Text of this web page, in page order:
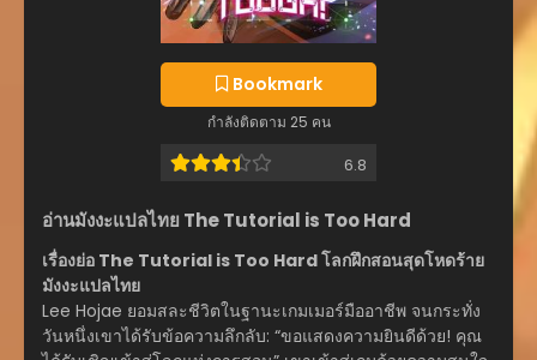
Bookmark
กำลังติดตาม 25 คน
6.8
อ่านมังงะแปลไทย The Tutorial is Too Hard
เรื่องย่อ The Tutorial is Too Hard โลกฝึกสอนสุดโหดร้าย
มังงะแปลไทย
Lee Hojae ยอมสละชีวิตในฐานะเกมเมอร์มืออาชีพ จนกระทั่ง
วันหนึ่งเขาได้รับข้อความลึกลับ: “ขอแสดงความยินดีด้วย! คุณ